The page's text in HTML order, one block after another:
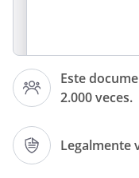
Este
2.000 veces.
Legalmente
En